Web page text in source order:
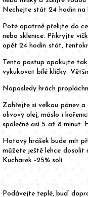
Nechejte stát 24 hodin na
Poté opatrně přelijte do
nebo sklenice. Přikryjte
opět 24 hodin stát,
Tento postup opakujte tak
vykukovat bílé klíčky.
Naposledy hrách
Zahřejte si velkou pánev
olivový olej, máslo i
společně asi 5 až 8 minut.
Hotový hrášek bude mít
můžete ještě lehce dosolit
Kucharek -25% soli.
Podávejte teplé, buď